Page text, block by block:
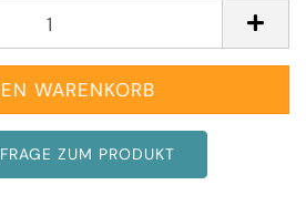
FRAGE ZUM PRODUKT